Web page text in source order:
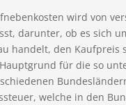
wird von
darunter, ob es sich
handelt, den Kaufpreis
für die so
welche in den